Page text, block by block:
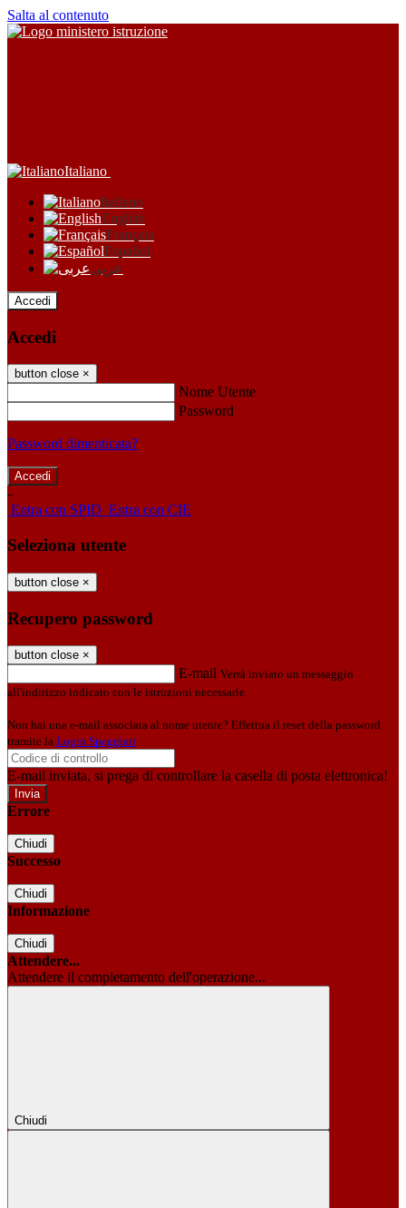
Salta al contenuto
Italiano
Italiano
English
Français
Español
عربى
Accedi
Accedi
button close ×
Nome Utente
Password
Password dimenticata?
-
Entra con SPID Entra con CIE
Seleziona utente
button close ×
Recupero password
button close ×
E-mail Verrà inviato un messaggio
all'indirizzo indicato con le istruzioni necessarie.
Non hai una e-mail associata al nome utente? Effettua il reset della password
tramite la Login Spaggiari
E-mail inviata, si prega di controllare la casella di posta elettronica!
Errore
Chiudi
Successo
Chiudi
Informazione
Chiudi
Attendere...
Attendere il completamento dell'operazione...
Chiudi